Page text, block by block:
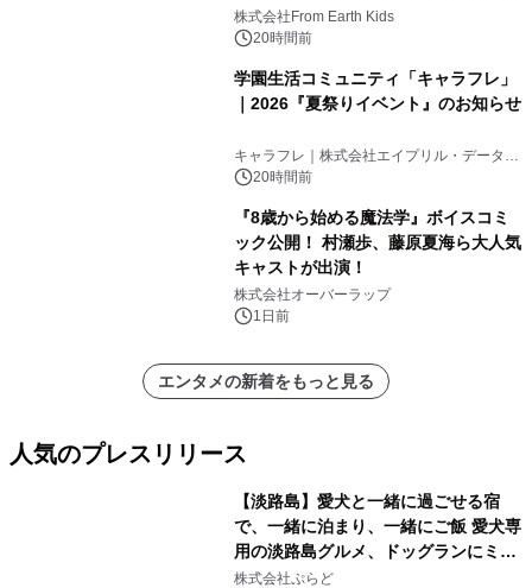
(日)開催
株式会社From Earth Kids
20時間前
学園生活コミュニティ「キャラフレ」
｜2026『夏祭りイベント』のお知らせ
キャラフレ｜株式会社エイプリル・データ・
デザインズ
20時間前
『8歳から始める魔法学』ボイスコミ
ック公開！ 村瀬歩、藤原夏海ら大人気
キャストが出演！
株式会社オーバーラップ
1日前
エンタメの新着をもっと見る
人気のプレスリリース
【淡路島】愛犬と一緒に過ごせる宿
で、一緒に泊まり、一緒にご飯 愛犬専
用の淡路島グルメ、ドッグランにミニ
プール グランピングとトレーラーハウ
株式会社ぷらど